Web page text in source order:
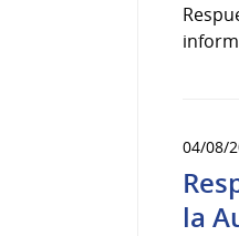
04/08/
la